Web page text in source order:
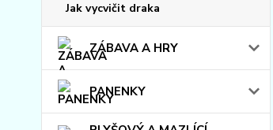
Jak vycvičit draka
ZÁBAVA A HRY
PANENKY